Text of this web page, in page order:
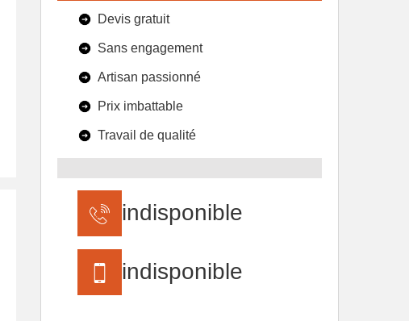
Devis gratuit
Sans engagement
Artisan passionné
Prix imbattable
Travail de qualité
indisponible
indisponible